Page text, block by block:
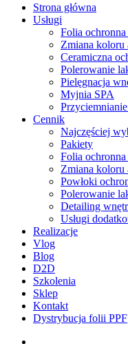
Close
Menu
Strona główna
Usługi
Folia ochronna
Zmiana koloru
Ceramiczna
Polerowanie
Pielęgnacja
Myjnia SPA
Cennik
Najczęściej
Pakiety
Folia ochronna
Zmiana koloru
Powłoki
Polerowanie
Detailing
Usługi
Realizacje
Vlog
Blog
D2D
Szkolenia
Sklep
Kontakt
Dystrybucja folii PPF